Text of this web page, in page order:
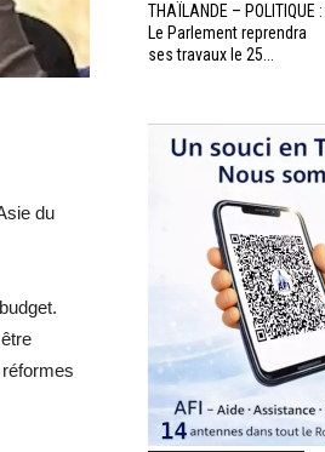
du
THAÏLANDE – POLITIQUE :
Le Parlement reprendra
ses travaux le 25...